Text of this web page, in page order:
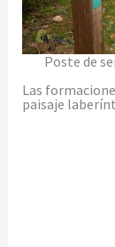
Poste de
Las
paisaje